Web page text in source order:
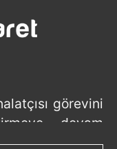
görevini
devam